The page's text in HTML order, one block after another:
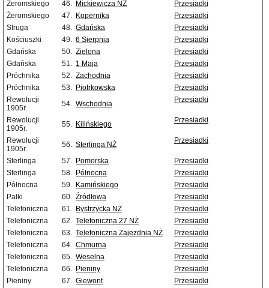
Żeromskiego
46. Mickiewicza NŻ
Przesiadki
Żeromskiego
47. Kopernika
Przesiadki
Struga
48. Gdańska
Przesiadki
Kościuszki
49. 6 Sierpnia
Przesiadki
Gdańska
50. Zielona
Przesiadki
Gdańska
51. 1 Maja
Przesiadki
Próchnika
52. Zachodnia
Przesiadki
Próchnika
53. Piotrkowska
Przesiadki
Rewolucji
1905r.
54. Wschodnia Przesiadki
Rewolucji
1905r.
55. Kilińskiego Przesiadki
Rewolucji
1905r.
56. Sterlinga NŻ Przesiadki
Sterlinga 57. Pomorska
Przesiadki
Sterlinga
58. Północna
Przesiadki
Północna
59. Kamińskiego
Przesiadki
Palki
60. Źródłowa
Przesiadki
Telefoniczna
61. Bystrzycka NŻ
Przesiadki
Telefoniczna
62. Telefoniczna 27 NŻ
Przesiadki
Telefoniczna
63. Telefoniczna Zajezdnia NŻ
Przesiadki
Telefoniczna
64. Chmurna
Przesiadki
Telefoniczna
65. Weselna
Przesiadki
Telefoniczna
66. Pieniny
Przesiadki
Pieniny
67. Giewont
Przesiadki